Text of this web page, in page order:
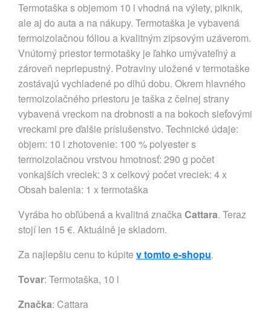
Termotaška s objemom 10 l vhodná na výlety, piknik,
ale aj do auta a na nákupy. Termotaška je vybavená
termoizolačnou fóliou a kvalitným zipsovým uzáverom.
Vnútorný priestor termotašky je ľahko umývateľný a
zároveň nepriepustný. Potraviny uložené v termotaške
zostávajú vychladené po dlhú dobu. Okrem hlavného
termoizolačného priestoru je taška z čelnej strany
vybavená vreckom na drobnosti a na bokoch sieťovými
vreckami pre ďalšie príslušenstvo. Technické údaje:
objem: 10 l zhotovenie: 100 % polyester s
termoizolačnou vrstvou hmotnosť: 290 g počet
vonkajších vreciek: 3 x celkový počet vreciek: 4 x
Obsah balenia: 1 x termotaška
Vyrába ho obľúbená a kvalitná značkaCattara. Teraz
stojí len 15 €. Aktuálně je skladom.
Za najlepšiu cenu to kúpite v tomto e-shopu.
Tovar: Termotaška, 10 l
Značka: Cattara